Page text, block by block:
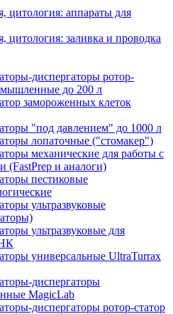
цитология: аппараты для
цитология: заливка и проводка
диспергаторы ротор-
до 200 л
замороженных клеток
"под давлением" до 1000 л
лопаточные ("стомакер")
механические для работы с
(FastPrep и аналоги)
пестиковые
ультразвуковые
ультразвуковые для
универсальные UltraTurrax
диспергаторы
MagicLab
диспергаторы ротор-статор